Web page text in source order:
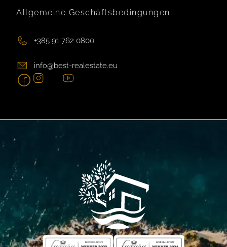
Allgemeine Geschäftsbedingungen
+385 91 762 0800
info@best-realestate.eu